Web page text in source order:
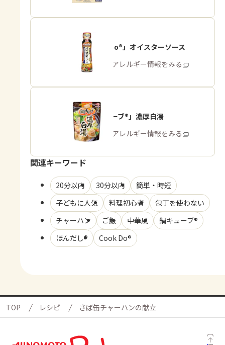
「Cook Do®」オイスターソース
商品・アレルギー情報をみる
「鍋キューブ®」濃厚白湯
商品・アレルギー情報をみる
関連キーワード
20分以内 30分以内
簡単・時短
子どもに人気
料理初心者
包丁を使わない
チャーハン
ご飯 中華風
鍋キューブ®
ほんだし®
Cook Do®
TOP レシピ さば缶チャーハンの献立